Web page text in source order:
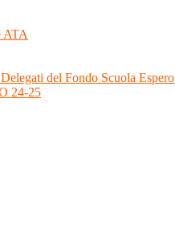
ATA
del Fondo Scuola Espero
24-25